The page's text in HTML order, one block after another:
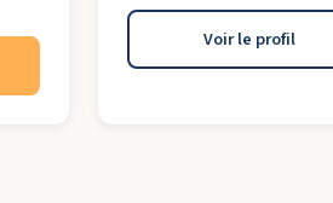
Voir le profil